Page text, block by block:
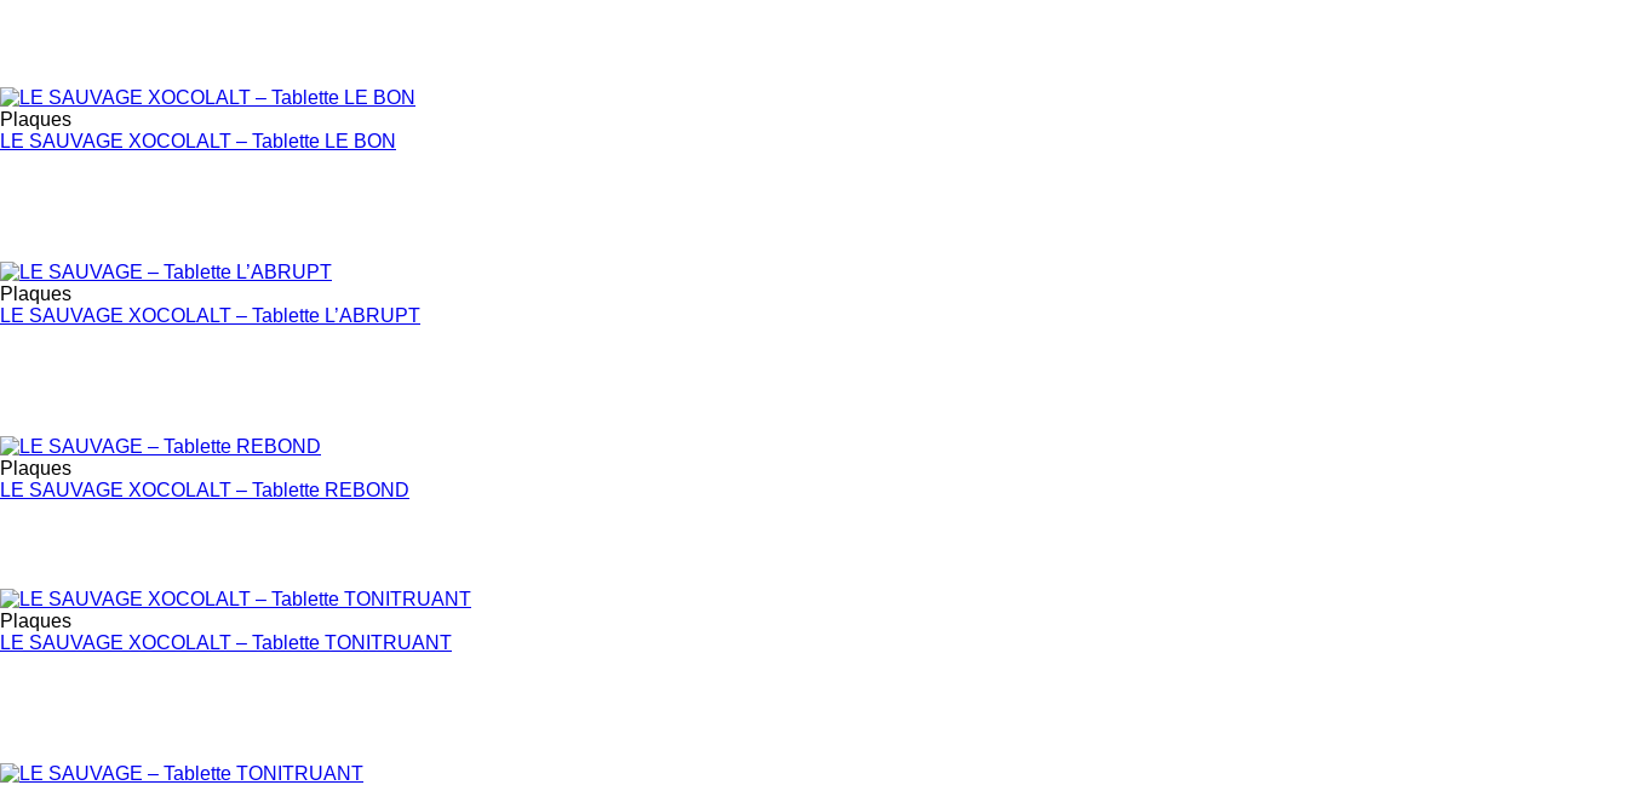
Plaques
LE SAUVAGE XOCOLALT – Tablette LE BON
Plaques
LE SAUVAGE XOCOLALT – Tablette L’ABRUPT
Plaques
LE SAUVAGE XOCOLALT – Tablette REBOND
Plaques
LE SAUVAGE XOCOLALT – Tablette TONITRUANT